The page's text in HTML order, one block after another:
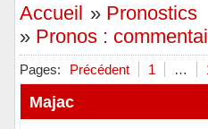
Accueil » Pronostics
» Pronos :
Pages: Précédent 1 …
Majac